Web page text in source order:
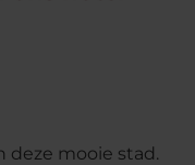
deze mooie stad.